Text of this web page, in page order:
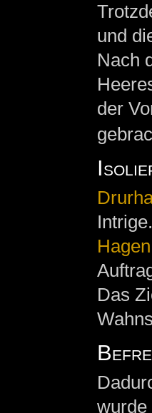
und
Nach
der
Hagen
Das
wurde